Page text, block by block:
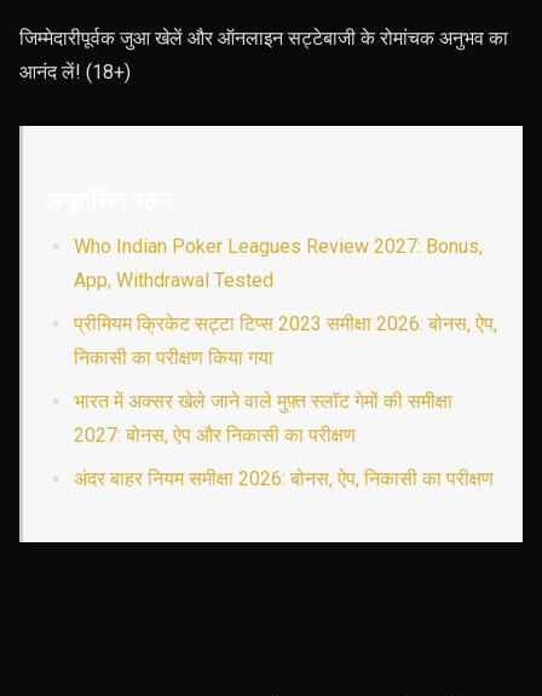
जिम्मेदारीपूर्वक जुआ खेलें और ऑनलाइन सट्टेबाजी के रोमांचक अनुभव का
आनंद लें! (18+)
Who Indian Poker Leagues Review 2027: Bonus,
App, Withdrawal Tested
प्रीमियम क्रिकेट सट्टा टिप्स 2023 समीक्षा 2026: बोनस, ऐप,
निकासी का परीक्षण किया गया
भारत में अक्सर खेले जाने वाले मुफ़्त स्लॉट गेमों की समीक्षा
2027: बोनस, ऐप और निकासी का परीक्षण
अंदर बाहर नियम समीक्षा 2026: बोनस, ऐप, निकासी का परीक्षण